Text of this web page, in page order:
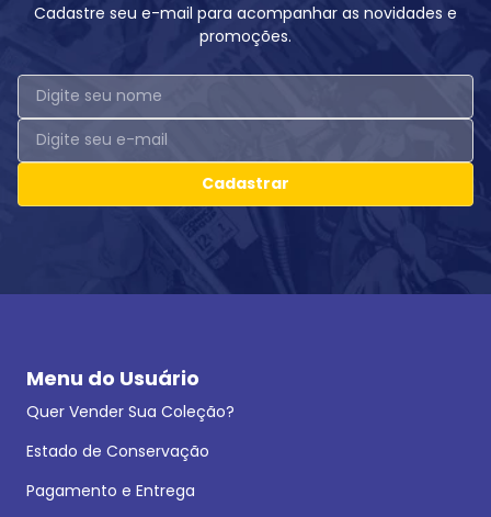
Cadastre seu e-mail para acompanhar as novidades e
promoções.
Cadastrar
Menu do Usuário
Quer Vender Sua Coleção?
Estado de Conservação
Pagamento e Entrega